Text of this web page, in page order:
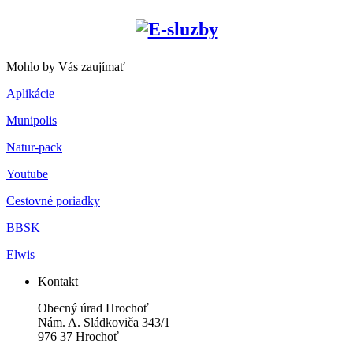
Mohlo by Vás zaujímať
Aplikácie
Munipolis
Natur-pack
Youtube
Cestovné poriadky
BBSK
Elwis
Kontakt
Obecný úrad Hrochoť
Nám. A. Sládkoviča 343/1
976 37 Hrochoť